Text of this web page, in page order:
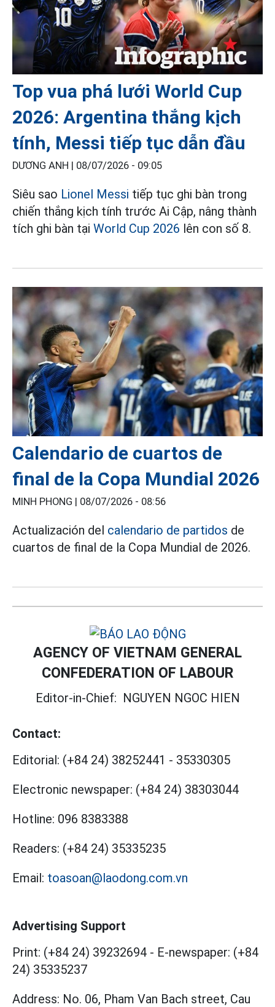
Top vua phá lưới World Cup
2026: Argentina thắng kịch
tính, Messi tiếp tục dẫn đầu
DƯƠNG ANH | 08/07/2026 - 09:05
Siêu sao Lionel Messi tiếp tục ghi bàn trong
chiến thắng kịch tính trước Ai Cập, nâng thành
tích ghi bàn tại World Cup 2026 lên con số 8.
Calendario de cuartos de
final de la Copa Mundial 2026
MINH PHONG | 08/07/2026 - 08:56
Actualización del calendario de partidos de
cuartos de final de la Copa Mundial de 2026.
AGENCY OF VIETNAM GENERAL
CONFEDERATION OF LABOUR
Editor-in-Chief: NGUYEN NGOC HIEN
Contact:
Editorial: (+84 24) 38252441 - 35330305
Electronic newspaper: (+84 24) 38303044
Hotline: 096 8383388
Readers: (+84 24) 35335235
Email: toasoan@laodong.com.vn
Advertising Support
Print: (+84 24) 39232694 - E-newspaper: (+84
24) 35335237
Address: No. 06, Pham Van Bach street, Cau